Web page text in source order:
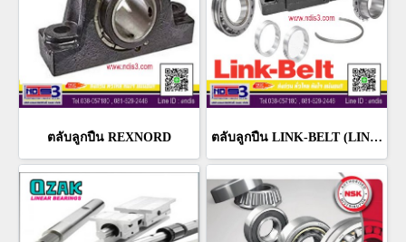
ตลับลูกปืน REXNORD ตลับลูกปืน LINK-BELT (LINK BELT BEARING)